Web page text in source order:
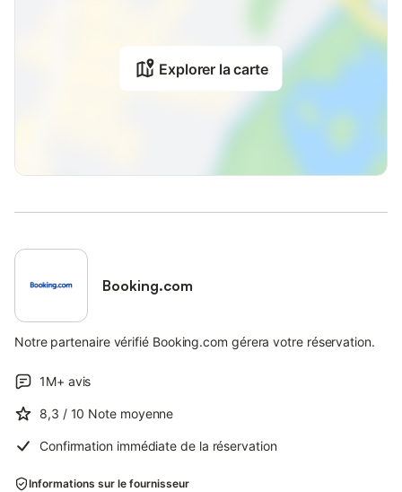
Explorer la carte
Booking.com
Notre partenaire vérifié Booking.com gérera votre réservation.
1M+ avis
8,3 / 10 Note moyenne
Confirmation immédiate de la réservation
Informations sur le fournisseur